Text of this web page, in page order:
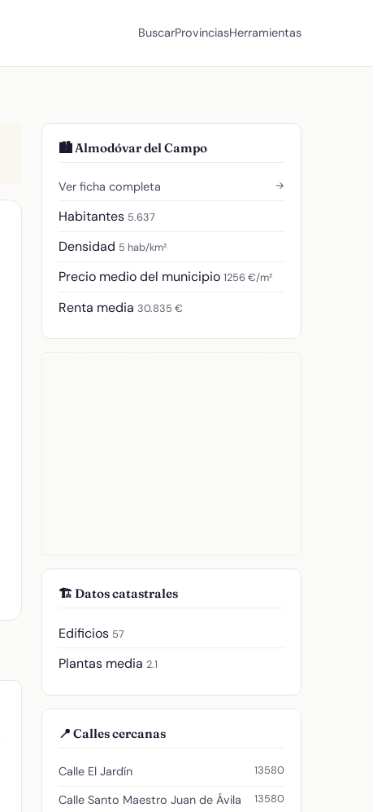
BuscarProvinciasHerramientas
🏙️ Almodóvar del Campo
Ver ficha completa →
Habitantes 5.637
Densidad 5 hab/km²
Precio medio del municipio 1256 €/m²
Renta media 30.835 €
🏗️ Datos catastrales
Edificios 57
Plantas media 2.1
📍 Calles cercanas
Calle El Jardín 13580
Calle Santo Maestro Juan de Ávila 13580